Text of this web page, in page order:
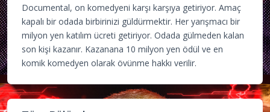
Documental, on komedyeni karşı karşıya getiriyor. Amaç
kapalı bir odada birbirinizi güldürmektir. Her yarışmacı bir
milyon yen katılım ücreti getiriyor. Odada gülmeden kalan
son kişi kazanır. Kazanana 10 milyon yen ödül ve en
komik komedyen olarak övünme hakkı verilir.